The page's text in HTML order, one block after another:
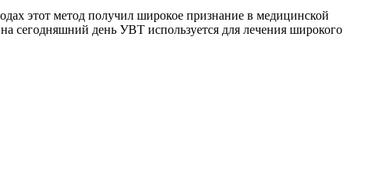
этот метод получил широкое признание в медицинской
сегодняшний день УВТ используется для лечения широкого